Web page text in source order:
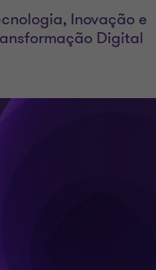
Inovação e
Digital